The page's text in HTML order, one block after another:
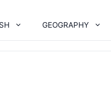
GEOGRAPHY